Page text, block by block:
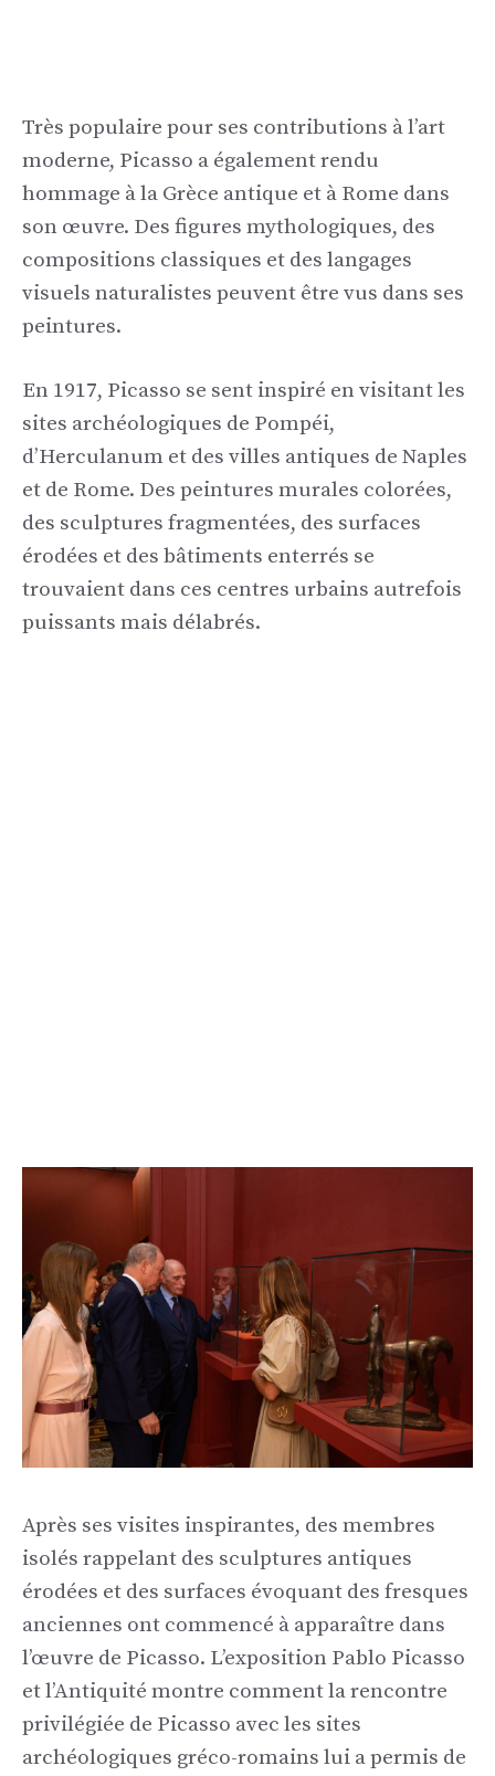
Très populaire pour ses contributions à l’art
moderne, Picasso a également rendu
hommage à la Grèce antique et à Rome dans
son œuvre. Des figures mythologiques, des
compositions classiques et des langages
visuels naturalistes peuvent être vus dans ses
peintures.
En 1917, Picasso se sent inspiré en visitant les
sites archéologiques de Pompéi,
d’Herculanum et des villes antiques de Naples
et de Rome. Des peintures murales colorées,
des sculptures fragmentées, des surfaces
érodées et des bâtiments enterrés se
trouvaient dans ces centres urbains autrefois
puissants mais délabrés.
Après ses visites inspirantes, des membres
isolés rappelant des sculptures antiques
érodées et des surfaces évoquant des fresques
anciennes ont commencé à apparaître dans
l’œuvre de Picasso. L’exposition Pablo Picasso
et l’Antiquité montre comment la rencontre
privilégiée de Picasso avec les sites
archéologiques gréco-romains lui a permis de